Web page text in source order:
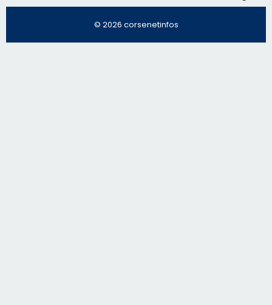
© 2026 corsenetinfos